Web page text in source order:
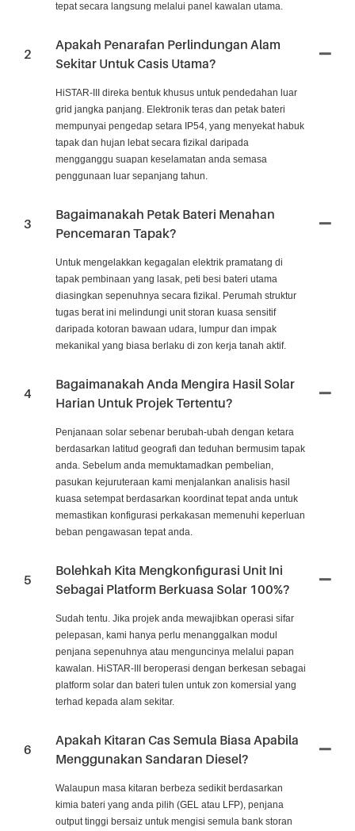
tepat secara langsung melalui panel kawalan utama.
2
Apakah Penarafan Perlindungan Alam
Sekitar Untuk Casis Utama?
HiSTAR-III direka bentuk khusus untuk pendedahan luar
grid jangka panjang. Elektronik teras dan petak bateri
mempunyai pengedap setara IP54, yang menyekat habuk
tapak dan hujan lebat secara fizikal daripada
mengganggu suapan keselamatan anda semasa
penggunaan luar sepanjang tahun.
3
Bagaimanakah Petak Bateri Menahan
Pencemaran Tapak?
Untuk mengelakkan kegagalan elektrik pramatang di
tapak pembinaan yang lasak, peti besi bateri utama
diasingkan sepenuhnya secara fizikal. Perumah struktur
tugas berat ini melindungi unit storan kuasa sensitif
daripada kotoran bawaan udara, lumpur dan impak
mekanikal yang biasa berlaku di zon kerja tanah aktif.
4
Bagaimanakah Anda Mengira Hasil Solar
Harian Untuk Projek Tertentu?
Penjanaan solar sebenar berubah-ubah dengan ketara
berdasarkan latitud geografi dan teduhan bermusim tapak
anda. Sebelum anda memuktamadkan pembelian,
pasukan kejuruteraan kami menjalankan analisis hasil
kuasa setempat berdasarkan koordinat tepat anda untuk
memastikan konfigurasi perkakasan memenuhi keperluan
beban pengawasan tepat anda.
5
Bolehkah Kita Mengkonfigurasi Unit Ini
Sebagai Platform Berkuasa Solar 100%?
Sudah tentu. Jika projek anda mewajibkan operasi sifar
pelepasan, kami hanya perlu menanggalkan modul
penjana sepenuhnya atau menguncinya melalui papan
kawalan. HiSTAR-III beroperasi dengan berkesan sebagai
platform solar dan bateri tulen untuk zon komersial yang
terhad kepada alam sekitar.
6
Apakah Kitaran Cas Semula Biasa Apabila
Menggunakan Sandaran Diesel?
Walaupun masa kitaran berbeza sedikit berdasarkan
kimia bateri yang anda pilih (GEL atau LFP), penjana
output tinggi bersaiz untuk mengisi semula bank storan